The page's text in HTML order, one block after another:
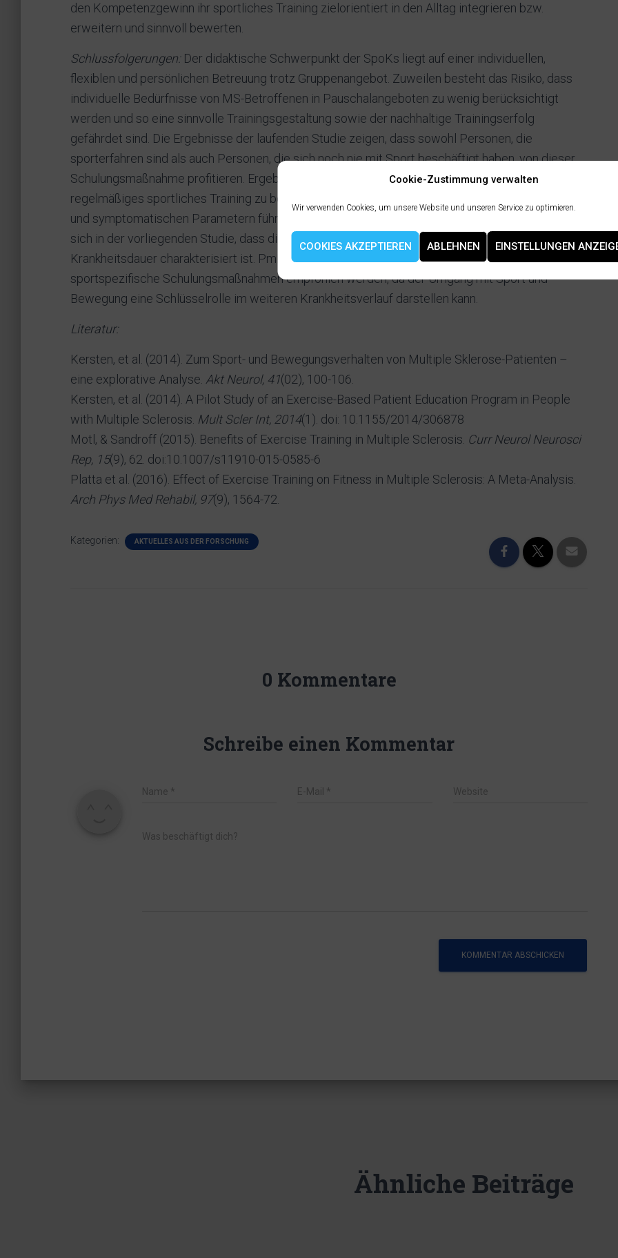
Cookie-Zustimmung verwalten
Wir verwenden Cookies, um unsere Website und unseren Service zu optimieren.
COOKIES AKZEPTIEREN ABLEHNEN EINSTELLUNGEN
den Kompetenzgewinn ihr sportliches Training zielorientiert in den Alltag integrieren bzw.
erweitern und sinnvoll bewerten.
Schlussfolgerungen: Der didaktische Schwerpunkt der SpoKs liegt auf einer individuellen,
flexiblen und persönlichen Betreuung trotz Gruppenangebot. Zuweilen besteht das Risiko, dass
individuelle Bedürfnisse von MS-Betroffenen in Pauschalangeboten zu wenig berücksichtigt
werden und so eine sinnvolle Trainingsgestaltung sowie der nachhaltige Trainingserfolg
gefährdet sind. Die Ergebnisse der laufenden Studie zeigen, dass sowohl Personen, die
sporterfahren sind als auch Personen, die sich noch nie mit Sport beschäftigt haben, von dieser
Schulungsmaßnahme profitieren. Ergebnisse internationaler MS-Studien belegen, dass
regelmäßiges sportliches Training zu bedeutsamen Verbesserungen bei motorischen, kognitiven
und symptomatischen Parametern führen kann (Motl & Sandroff, 2015). Darüber hinaus zeigte
sich in der vorliegenden Studie, dass die Stichprobe durch eine durchschnittlich lange
Krankheitsdauer charakterisiert ist. PmMS sollte allerdings frühzeitig nach Diagnosestellung
sportspezifische Schulungsmaßnahmen empfohlen werden, da der Umgang mit Sport und
Bewegung eine Schlüsselrolle im weiteren Krankheitsverlauf darstellen kann.
Literatur:
Kersten, et al. (2014). Zum Sport- und Bewegungsverhalten von Multiple Sklerose-Patienten –
eine explorative Analyse. Akt Neurol, 41(02), 100-106.
Kersten, et al. (2014). A Pilot Study of an Exercise-Based Patient Education Program in People
with Multiple Sclerosis. Mult Scler Int, 2014(1). doi: 10.1155/2014/306878
Motl, & Sandroff (2015). Benefits of Exercise Training in Multiple Sclerosis. Curr Neurol Neurosci
Rep, 15(9), 62. doi:10.1007/s11910-015-0585-6
Platta et al. (2016). Effect of Exercise Training on Fitness in Multiple Sclerosis: A Meta-Analysis.
Arch Phys Med Rehabil, 97(9), 1564-72.
Kategorien: AKTUELLES AUS DER FORSCHUNG
0 Kommentare
Schreibe einen Kommentar
Name * E-Mail * Website
Was beschäftigt dich?
Ähnliche Beiträge